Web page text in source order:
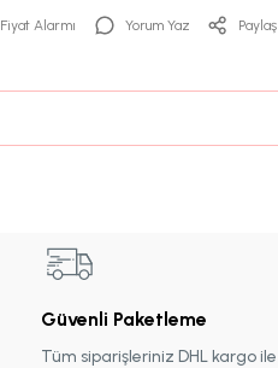
Fiyat Alarmı Yorum Yaz Paylaş
Güvenli Paketleme
Tüm siparişleriniz DHL kargo ile